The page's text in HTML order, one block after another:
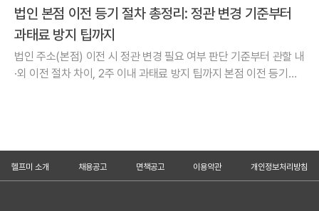
법인 본점 이전 등기 절차 총정리: 정관 변경 기준부터
과태료 방지 팁까지
법인 주소(본점) 이전 시 정관 변경 필요 여부 판단 기준부터 관할 내
·외 이전 절차 차이, 2주 이내 과태료 방지 팁까지 본점 이전 등기의
헬프미 소개 채용공고 면책공고 이용약관 개인정보처리방침